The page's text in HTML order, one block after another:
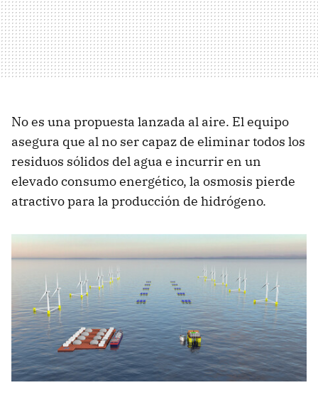
No es una propuesta lanzada al aire. El equipo
asegura que al no ser capaz de eliminar todos los
residuos sólidos del agua e incurrir en un
elevado consumo energético, la osmosis pierde
atractivo para la producción de hidrógeno.